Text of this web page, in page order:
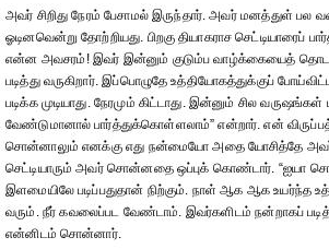
அவர் சிறிது நேரம் பேசாமல் இருந்தார். அவர் மனத்துள்
ஓடினவென்று தோற்றியது. பிறகு தியாகராச செட்டியாரைப்
என்ன அவசரம்! இவர் இன்னும் குடும்ப வாழ்க்கையைத்
படித்து வருகிறார். இப்பொழுதே உத்தியோகத்துக்குப்
படிக்க முடியாது. நேரமும் கிட்டாது. இன்னும் சில வருஷங்கள்
வேண்டுமானால் பார்த்துக்கொள்ளலாம்” என்றார். என்
சொன்னாலும் எனக்கு எது நன்மையோ அதை யோசித்தே அவர்
செட்டியாரும் அவர் சொன்னதை ஒப்புக் கொண்டார். “ஐயா
இளமையிலே படிப்பதுதான் நிற்கும். நாள் ஆக ஆக உயர்ந்த
வரும். நீர் கவலைப்பட வேண்டாம். இவர்களிடம் நன்றாகப்
என்னிடம் சொன்னார்.